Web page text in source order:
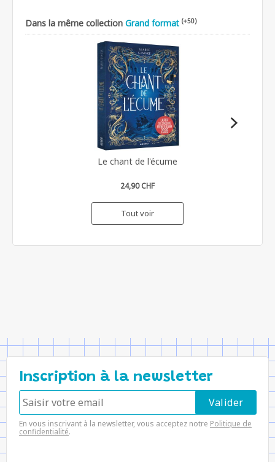
Dans la même collection Grand format (+50)
Le chant de l'écume
24,90 CHF
Tout voir
Inscription à la newsletter
En vous inscrivant à la newsletter, vous acceptez notre Politique de
confidentialité.